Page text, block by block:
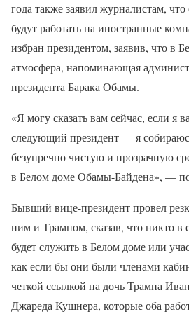
года также заявил журналистам,
будут работать на иностранные
избран президентом, заявив, что в
атмосфера, напоминающая
президента Барака Обамы.
«Я могу сказать вам сейчас, если я
следующий президент — я
безупречно чистую и прозрачную
в Белом доме Обамы-Байдена», —
Бывший вице-президент провел
ним и Трампом, сказав, что никто в
будет служить в Белом доме или
как если бы они были членами
четкой ссылкой на дочь Трампа
Джареда Кушнера, которые оба